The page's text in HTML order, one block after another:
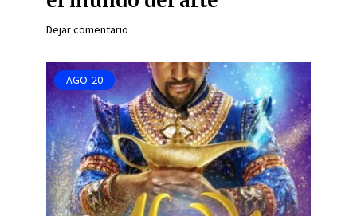
Dejar comentario
AGO 20